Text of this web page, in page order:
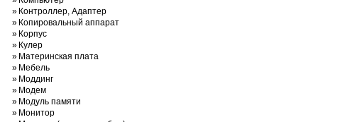
» Контроллер, Адаптер
» Копировальный аппарат
» Корпус
» Кулер
» Материнская плата
» Мебель
» Моддинг
» Модем
» Модуль памяти
» Монитор